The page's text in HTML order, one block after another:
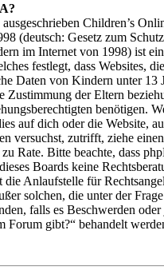
Children’s
(deutsch: Gesetz zum
im Internet von 1998) ist
festlegt, dass Websites,
Daten von Kindern unter 13
Zustimmung der Eltern
benötigen.
auf dich oder die Website,
versuchst, zutrifft, ziehe
Rate. Bitte beachte, dass
Boards keine
die Anlaufstelle für
solchen, die unter der
falls es Beschwerden
Forum gibt?“ behandelt